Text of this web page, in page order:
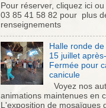
Pour réserver, cliquez ici
03 85 41 58 82 pour plus
renseignements
Halle ronde
15 juillet
Fermée pour
canicule
Voyez nos
animations maintenues en
L'exposition de mosaïques